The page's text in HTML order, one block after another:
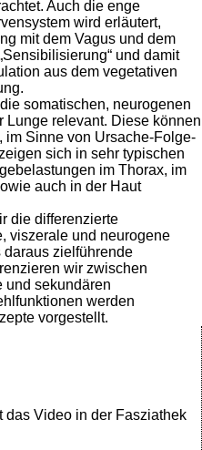
Auch die enge
wird erläutert,
mit dem Vagus und dem
und damit
aus dem vegetativen
somatischen, neurogenen
Lunge relevant. Diese können
im Sinne von Ursache-Folge-
sich in sehr typischen
im Thorax, im
auch in der Haut
die differenzierte
viszerale und neurogene
daraus zielführende
wir zwischen
und sekundären
werden
vorgestellt.
das Video in der Fasziathek